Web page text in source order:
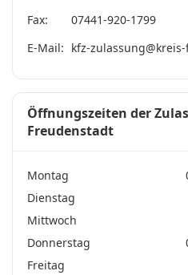
Fax:
07441-920-1799
E-Mail: kfz-
Öffnungszeiten der
Freudenstadt
Montag
Dienstag
Mittwoch
Donnerstag
Freitag